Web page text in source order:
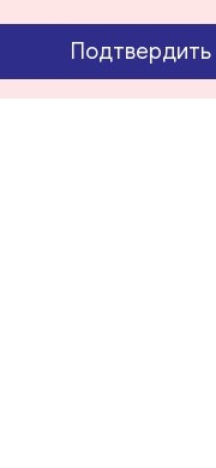
Подтвердить